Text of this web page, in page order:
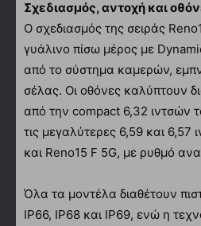
Σχεδιασμός, αντοχή και
Ο σχεδιασμός της σειράς
γυάλινο πίσω μέρος με
από το σύστημα καμερών,
σέλας. Οι οθόνες καλύπτουν
από την compact 6,32 ιντσών
τις μεγαλύτερες 6,59 και 6,57
και Reno15 F 5G, με ρυθμό
Όλα τα μοντέλα διαθέτουν
IP66, IP68 και IP69, ενώ η